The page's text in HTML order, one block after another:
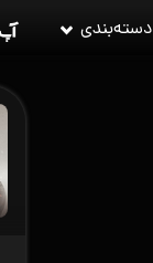
دسته‌بندی